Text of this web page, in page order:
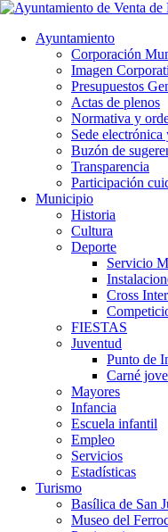
Ayuntamiento
Corporación
Imagen
Presupuestos
Actas de plenos
Normativa y
Sede
Buzón de
Transparencia
Participación
Municipio
Historia
Cultura
Deporte
Servicio
Cross
FIESTAS
Juventud
Punto de
Carné
Mayores
Infancia
Escuela infantil
Empleo
Servicios
Estadísticas
Turismo
Basílica de San
Museo del